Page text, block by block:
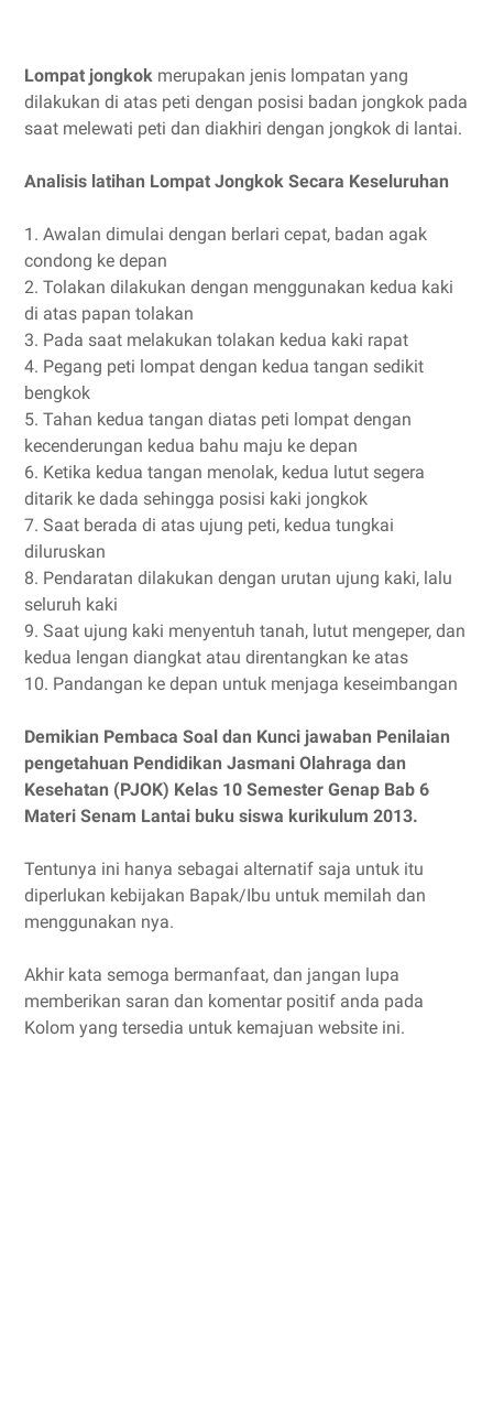
Lompat jongkok merupakan jenis lompatan yang
dilakukan di atas peti dengan posisi badan jongkok pada
saat melewati peti dan diakhiri dengan jongkok di lantai.
Analisis latihan Lompat Jongkok Secara Keseluruhan
1. Awalan dimulai dengan berlari cepat, badan agak
condong ke depan
2. Tolakan dilakukan dengan menggunakan kedua kaki
di atas papan tolakan
3. Pada saat melakukan tolakan kedua kaki rapat
4. Pegang peti lompat dengan kedua tangan sedikit
bengkok
5. Tahan kedua tangan diatas peti lompat dengan
kecenderungan kedua bahu maju ke depan
6. Ketika kedua tangan menolak, kedua lutut segera
ditarik ke dada sehingga posisi kaki jongkok
7. Saat berada di atas ujung peti, kedua tungkai
diluruskan
8. Pendaratan dilakukan dengan urutan ujung kaki, lalu
seluruh kaki
9. Saat ujung kaki menyentuh tanah, lutut mengeper, dan
kedua lengan diangkat atau direntangkan ke atas
10. Pandangan ke depan untuk menjaga keseimbangan
Demikian Pembaca Soal dan Kunci jawaban Penilaian
pengetahuan Pendidikan Jasmani Olahraga dan
Kesehatan (PJOK) Kelas 10 Semester Genap Bab 6
Materi Senam Lantai buku siswa kurikulum 2013.
Tentunya ini hanya sebagai alternatif saja untuk itu
diperlukan kebijakan Bapak/Ibu untuk memilah dan
menggunakan nya.
Akhir kata semoga bermanfaat, dan jangan lupa
memberikan saran dan komentar positif anda pada
Kolom yang tersedia untuk kemajuan website ini.